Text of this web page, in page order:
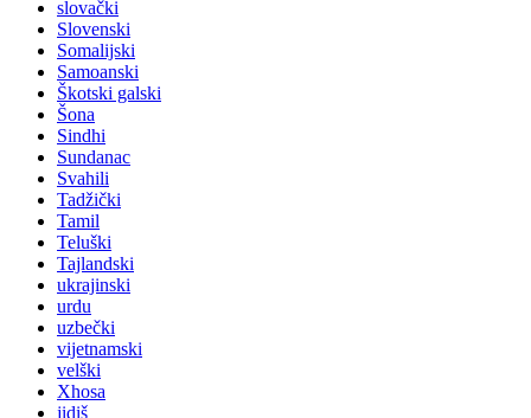
slovački
Slovenski
Somalijski
Samoanski
Škotski galski
Šona
Sindhi
Sundanac
Svahili
Tadžički
Tamil
Teluški
Tajlandski
ukrajinski
urdu
uzbečki
vijetnamski
velški
Xhosa
jidiš